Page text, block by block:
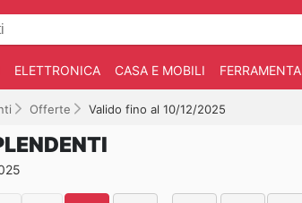
ELETTRONICA CASA E MOBILI
Offerte Valido fino al 10/12/2025